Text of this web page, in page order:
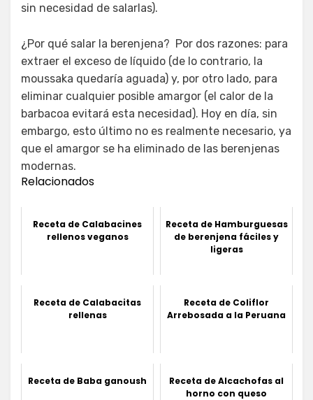
sin necesidad de salarlas).
¿Por qué salar la berenjena? Por dos razones: para
extraer el exceso de líquido (de lo contrario, la
moussaka quedaría aguada) y, por otro lado, para
eliminar cualquier posible amargor (el calor de la
barbacoa evitará esta necesidad). Hoy en día, sin
embargo, esto último no es realmente necesario, ya
que el amargor se ha eliminado de las berenjenas
modernas.
Relacionados
Receta de Calabacines
rellenos veganos
Receta de Hamburguesas
de berenjena fáciles y
ligeras
Receta de Calabacitas
rellenas
Receta de Coliflor
Arrebosada a la Peruana
Receta de Baba ganoush
Receta de Alcachofas al
horno con queso